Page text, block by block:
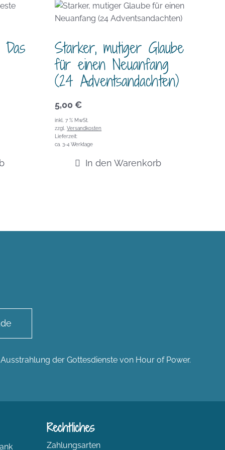
Starker, mutiger Glaube
für einen Neuanfang
(24 Adventsandachten)
5,00 €
inkl. 7 % MwSt.
zzgl.Versandkosten
Lieferzeit:
ca. 3-4 Werktage
In den Warenkorb
der Gottesdienste von Hour of Power.
Rechtliches
Zahlungsarten